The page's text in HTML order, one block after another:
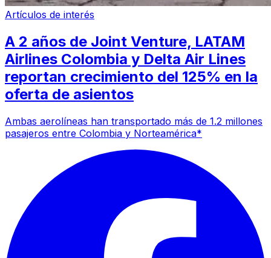
Artículos de interés
A 2 años de Joint Venture, LATAM
Airlines Colombia y Delta Air Lines
reportan crecimiento del 125% en la
oferta de asientos
Ambas aerolíneas han transportado más de 1.2 millones
pasajeros entre Colombia y Norteamérica*